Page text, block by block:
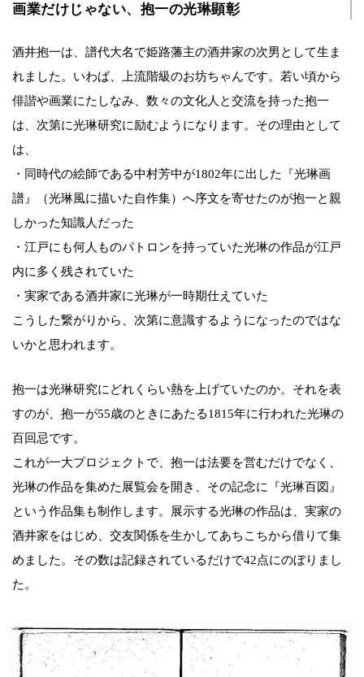
画業だけじゃない、抱一の光琳顕彰
酒井抱一は、譜代大名で姫路藩主の酒井家の次男として生ま
れました。いわば、上流階級のお坊ちゃんです。若い頃から
俳諧や画業にたしなみ、数々の文化人と交流を持った抱一
は、次第に光琳研究に励むようになります。その理由として
は、
・同時代の絵師である中村芳中が1802年に出した『光琳画
譜』（光琳風に描いた自作集）へ序文を寄せたのが抱一と親
しかった知識人だった
・江戸にも何人ものパトロンを持っていた光琳の作品が江戸
内に多く残されていた
・実家である酒井家に光琳が一時期仕えていた
こうした繋がりから、次第に意識するようになったのではな
いかと思われます。
抱一は光琳研究にどれくらい熱を上げていたのか。それを表
すのが、抱一が55歳のときにあたる1815年に行われた光琳の
百回忌です。
これが一大プロジェクトで、抱一は法要を営むだけでなく、
光琳の作品を集めた展覧会を開き、その記念に『光琳百図』
という作品集も制作します。展示する光琳の作品は、実家の
酒井家をはじめ、交友関係を生かしてあちこちから借りて集
めました。その数は記録されているだけで42点にのぼりまし
た。